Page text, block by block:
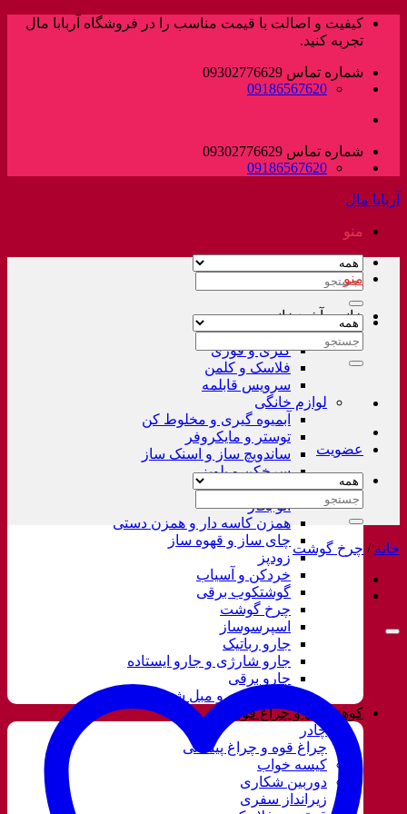
پرش
کیفیت و اصالت با قیمت مناسب را در فروشگاه آربابا مال
تجربه کنید.
شماره تماس 09302776629
09186567620
شماره تماس 09302776629
09186567620
آربابا مال
منو
جستجو
خانه و آشپزخانه
لوازم خانگی غیر برقی
کتری و قوری
فلاسک و کلمن
سرویس قابلمه
لوازم خانگی
آبمیوه گیری و مخلوط کن
توستر و مایکروفر
ساندویچ ساز و اسنک ساز
سرخکن و پلوپز
غذاساز
اتو بخار
همزن کاسه دار و همزن دستی
چای ساز و قهوه ساز
زودپز
خردکن و آسیاب
گوشتکوب برقی
چرخ گوشت
اسپرسوساز
جارو رباتیک
جارو شارژی و جارو ایستاده
جارو برقی
فرش شور و مبل شور
کوهنوردی و چراغ قوه
چادر
چراغ قوه و چراغ پیشانی
کیسه خواب
دوربین شکاری
زیرانداز سفری
منو
جستجو
عضویت
جستجو
خانه / چرخ گوشت